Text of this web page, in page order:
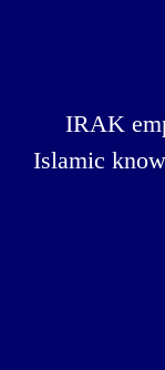
IRAK
Islamic